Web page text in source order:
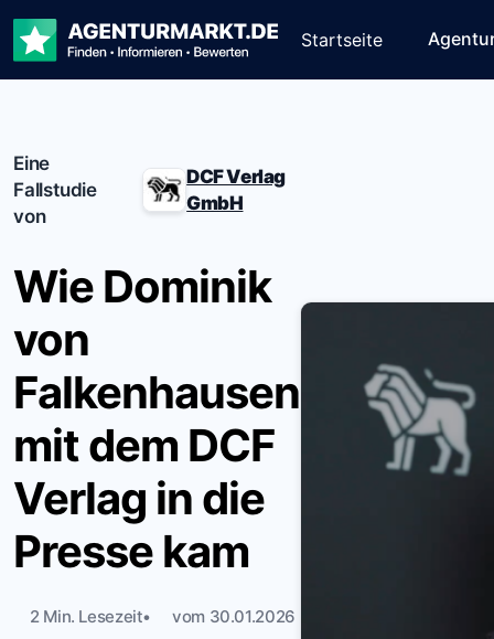
Startseite
Eine
Fallstudie
von
DCF Verlag
GmbH
Wie Dominik
von
Falkenhausen
mit dem DCF
Verlag in die
Presse kam
2 Min. Lesezeit vom 30.01.2026